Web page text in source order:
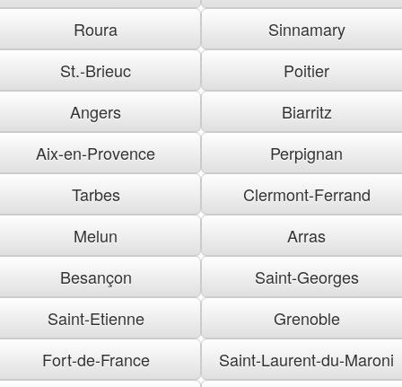
Roura
Sinnamary
St.-Brieuc
Poitier
Angers
Biarritz
Aix-en-Provence
Perpignan
Tarbes
Clermont-Ferrand
Melun
Arras
Besançon
Saint-Georges
Saint-Etienne
Grenoble
Fort-de-France
Saint-Laurent-du-Maroni